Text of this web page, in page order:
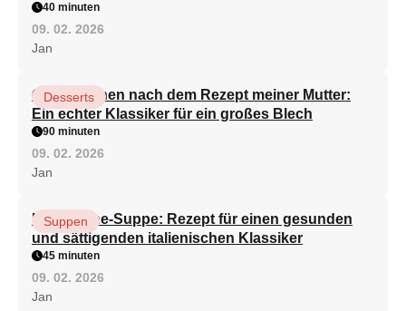
40 minuten
09. 02. 2026
Jan
Quarkkuchen nach dem Rezept meiner Mutter:
Ein echter Klassiker für ein großes Blech
Desserts
90 minuten
09. 02. 2026
Jan
Minestrone-Suppe: Rezept für einen gesunden
und sättigenden italienischen Klassiker
Suppen
45 minuten
09. 02. 2026
Jan